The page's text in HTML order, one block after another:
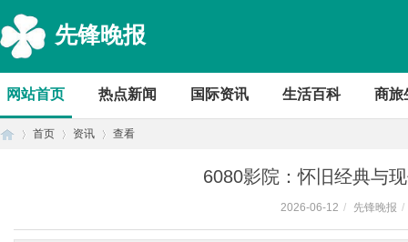
先锋晚报
网站首页 热点新闻 国际资讯 生活百科 商旅
首页 资讯 查看
6080影院：怀旧经典与
2026-06-12 / 先锋晚报 /